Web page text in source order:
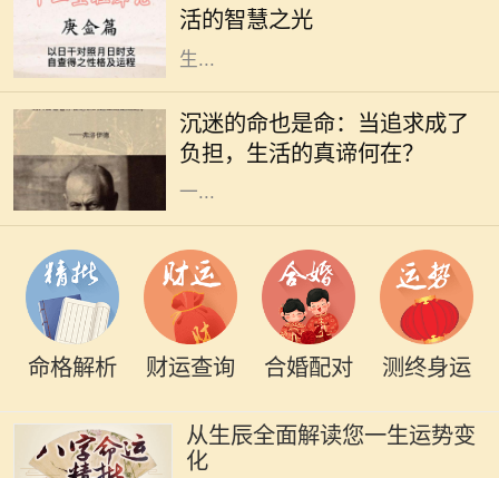
活的智慧之光
征，往往吸引着众多人的关注。根据
生...
沉迷的命也是命：当追求成了
负担，生活的真谛何在？
在这个快速发展的社会中，许多人为
了追求自己的兴趣与爱好，甚至是事
业，不惜陷入沉迷的状态。沉迷看似
是对某件事的热爱，但当热爱演变为
一...
命格解析 财运查询 合婚配对 测终身运
从生辰全面解读您一生运势变
化